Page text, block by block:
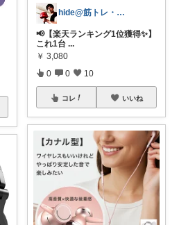
hide@筋トレ・健康・ダイエット
📢【楽天ランキング1位獲得✨】
これ1台 ...
￥ 3,080
0 0 10
コレ いいね